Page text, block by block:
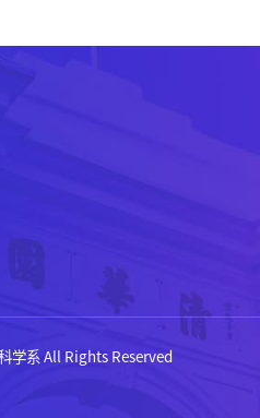
学系 All Rights Reserved